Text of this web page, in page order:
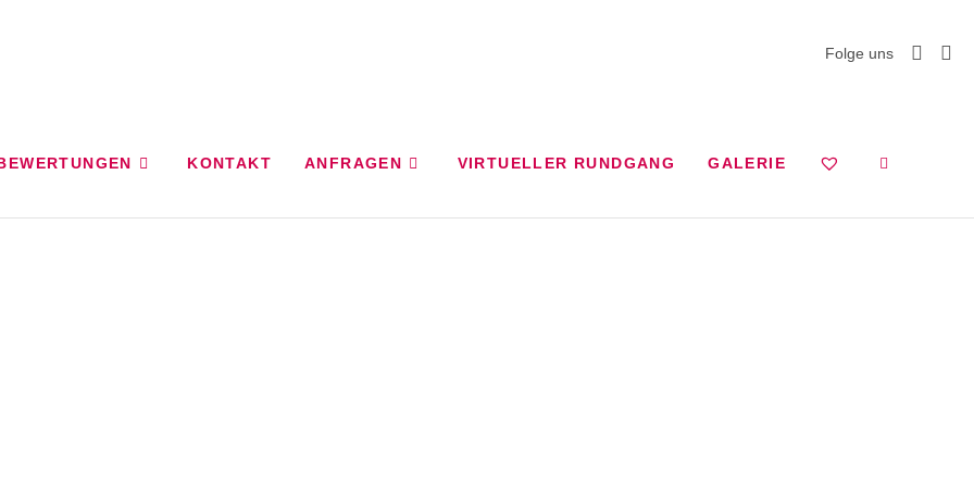
Folge uns
KONTAKT ANFRAGEN VIRTUELLER RUNDGANG GALERIE